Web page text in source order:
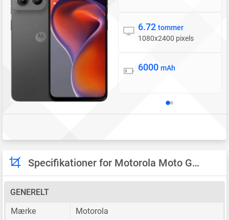
Skærm
6.72 tommer
1080x2400 pixels
Batteri
6000 mAh
Specifikationer for Motorola Moto G15 Power
GENERELT
Mærke
Motorola